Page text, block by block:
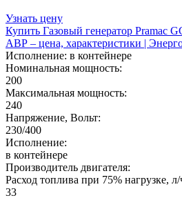
Узнать цену
Купить Газовый генератор Pramac
АВР – цена, характеристики |
Исполнение: в контейнере
Номинальная мощность:
200
Максимальная мощность:
240
Напряжение, Вольт:
230/400
Исполнение:
в контейнере
Производитель двигателя:
Расход топлива при 75% нагрузке, л/
33